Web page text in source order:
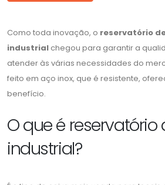
Como toda inovação, o reservatório
industrial chegou para garantir a
atender às várias necessidades do
feito em aço inox, que é resistente,
benefício.
O que é
industrial?